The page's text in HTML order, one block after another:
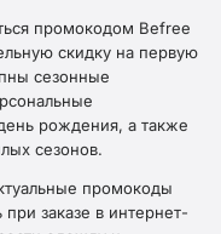
промокодом Befree
скидку на первую
сезонные
рождения, а также
сезонов.
промокоды
заказе в интернет-